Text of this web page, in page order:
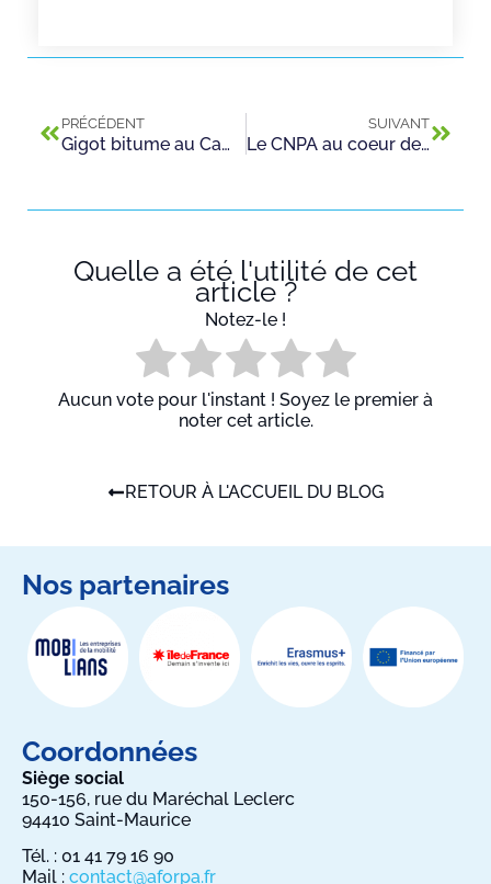
PRÉCÉDENT
Gigot bitume au Campus des Services de l’Automobile et de la Mobilité de Guyancourt
SUIVANT
Le CNPA au coeur de l’apprentissage : entretien exclusif avec Muriel Pénicaud, ministre du travail
Quelle a été l'utilité de cet
article ?
Notez-le !
Aucun vote pour l'instant ! Soyez le premier à
noter cet article.
RETOUR À L'ACCUEIL DU BLOG
Nos partenaires
Coordonnées
Siège social
150-156, rue du Maréchal Leclerc
94410 Saint-Maurice
Tél. : 01 41 79 16 90
Mail : contact@aforpa.fr